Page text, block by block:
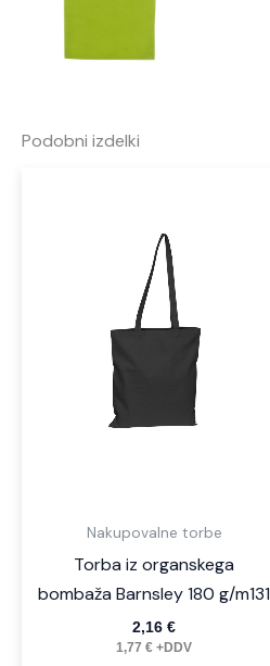
Podobni izdelki
Nakupovalne torbe
Torba iz organskega
bombaža Barnsley 180 g/m131
2,16€
1,77€ +DDV